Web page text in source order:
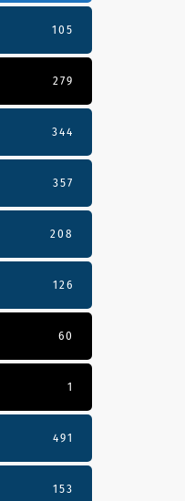
105
279
344
357
208
126
60
1
491
153